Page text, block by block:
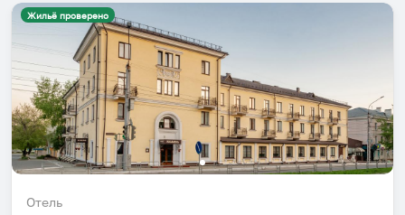
Жильё проверено
Отель